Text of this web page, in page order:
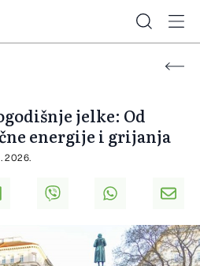
jelke: Od
energije i grijanja
2026.